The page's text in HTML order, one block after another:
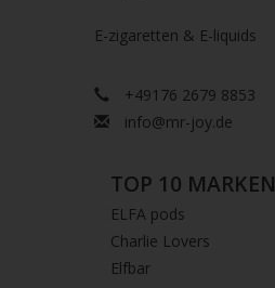
E-zigaretten & E-liquids
+49176 2679 8853
info@mr-joy.de
TOP 10 MARKEN
ELFA pods
Charlie Lovers
Elfbar